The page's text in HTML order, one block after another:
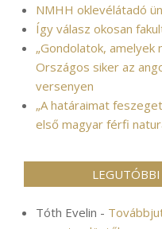
NMHH oklevélátadó
Így válasz okosan
„Gondolatok,
Országos siker az
versenyen
„A határaimat
első magyar férfi
Tóth Evelin -